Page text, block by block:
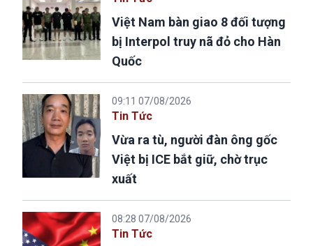
Việt Nam bàn giao 8 đối tượng
bị Interpol truy nã đỏ cho Hàn
Quốc
09:11 07/08/2026
Tin Tức
Vừa ra tù, người đàn ông gốc
Việt bị ICE bắt giữ, chờ trục
xuất
08:28 07/08/2026
Tin Tức